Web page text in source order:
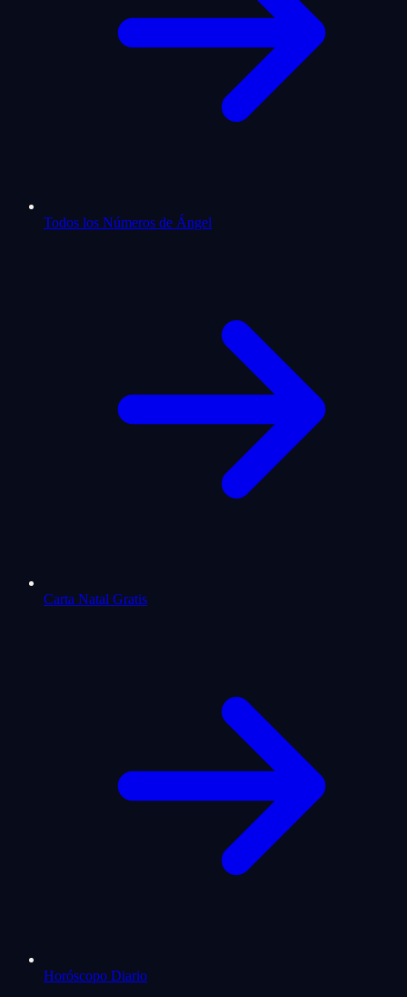
Todos los Números de Ángel
Carta Natal Gratis
Horóscopo Diario